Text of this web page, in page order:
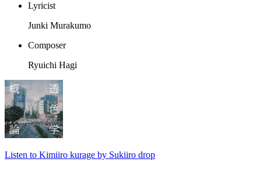
Lyricist
Junki Murakumo
Composer
Ryuichi Hagi
Listen to Kimiiro kurage by Sukiiro drop